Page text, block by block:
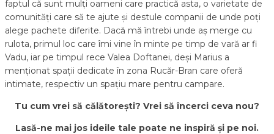
faptul că sunt mulți oameni care practică asta, o varietate de
comunități care să te ajute și destule companii de unde poți
alege pachete diferite. Dacă mă întrebi unde aș merge cu
rulota, primul loc care îmi vine în minte pe timp de vară ar fi
Vadu, iar pe timpul rece Valea Doftanei, deși Marius a
menționat spații dedicate în zona Rucăr-Bran care oferă
intimate, respectiv un spațiu mare pentru campare.
Tu cum vrei să călătorești? Vrei să încerci ceva nou?
Lasă-ne mai jos ideile tale poate ne inspiră și pe noi.